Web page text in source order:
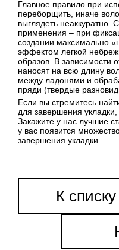
Главное правило при
переборщить, иначе
выглядеть
применения – при
создании максимально
эффектом легкой
образов. В зависимости
наносят на всю длину
между ладонями и
пряди (твердые
Если вы стремитесь
для завершения укладки,
Закажите у нас лучшие
у вас появится
завершения укладки.
К